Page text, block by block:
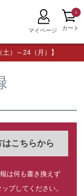
）～24（月）】
0
こちらから
は何も書き換えず
プしてください。